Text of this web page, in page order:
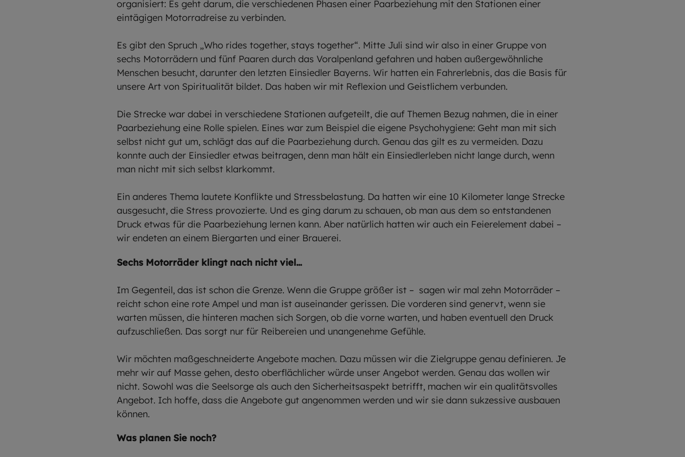
organisiert: Es geht darum, die verschiedenen Phasen einer Paarbeziehung mit den Stationen einer
eintägigen Motorradreise zu verbinden.
Es gibt den Spruch „Who rides together, stays together“. Mitte Juli sind wir also in einer Gruppe von
sechs Motorrädern und fünf Paaren durch das Voralpenland gefahren und haben außergewöhnliche
Menschen besucht, darunter den letzten Einsiedler Bayerns. Wir hatten ein Fahrerlebnis, das die Basis für
unsere Art von Spiritualität bildet. Das haben wir mit Reflexion und Geistlichem verbunden.
Die Strecke war dabei in verschiedene Stationen aufgeteilt, die auf Themen Bezug nahmen, die in einer
Paarbeziehung eine Rolle spielen. Eines war zum Beispiel die eigene Psychohygiene: Geht man mit sich
selbst nicht gut um, schlägt das auf die Paarbeziehung durch. Genau das gilt es zu vermeiden. Dazu
konnte auch der Einsiedler etwas beitragen, denn man hält ein Einsiedlerleben nicht lange durch, wenn
man nicht mit sich selbst klarkommt.
Ein anderes Thema lautete Konflikte und Stressbelastung. Da hatten wir eine 10 Kilometer lange Strecke
ausgesucht, die Stress provozierte. Und es ging darum zu schauen, ob man aus dem so entstandenen
Druck etwas für die Paarbeziehung lernen kann. Aber natürlich hatten wir auch ein Feierelement dabei –
wir endeten an einem Biergarten und einer Brauerei.
Sechs Motorräder klingt nach nicht viel…
Im Gegenteil, das ist schon die Grenze. Wenn die Gruppe größer ist – sagen wir mal zehn Motorräder –
reicht schon eine rote Ampel und man ist auseinander gerissen. Die vorderen sind genervt, wenn sie
warten müssen, die hinteren machen sich Sorgen, ob die vorne warten, und haben eventuell den Druck
aufzuschließen. Das sorgt nur für Reibereien und unangenehme Gefühle.
Wir möchten maßgeschneiderte Angebote machen. Dazu müssen wir die Zielgruppe genau definieren. Je
mehr wir auf Masse gehen, desto oberflächlicher würde unser Angebot werden. Genau das wollen wir
nicht. Sowohl was die Seelsorge als auch den Sicherheitsaspekt betrifft, machen wir ein qualitätsvolles
Angebot. Ich hoffe, dass die Angebote gut angenommen werden und wir sie dann sukzessive ausbauen
können.
Was planen Sie noch?